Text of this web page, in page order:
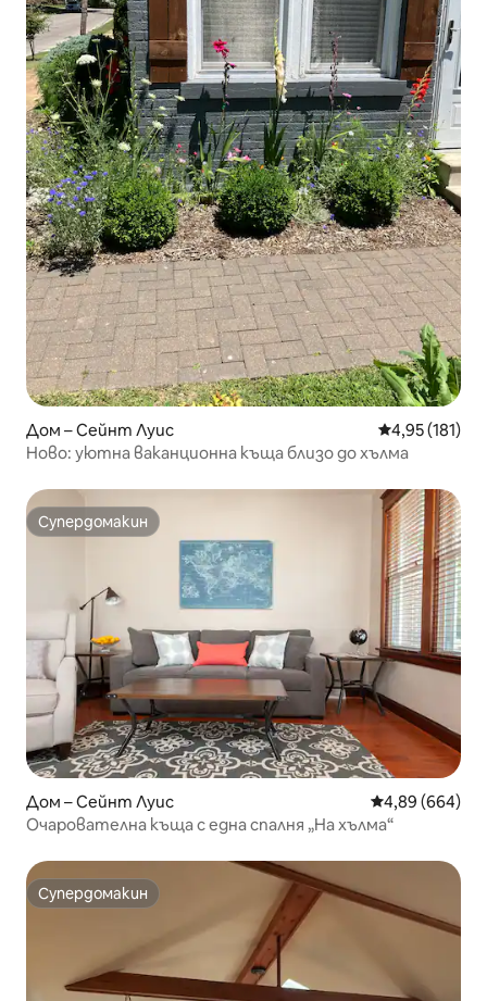
Дом – Сейнт Луис Средна
4,95 (181)
Ново: уютна ваканционна къща близо до хълма
Супердомакин
Супердомакин
Дом – Сейнт Луис Средна
4,89 (664)
Очарователна къща с една спалня „На хълма“
Супердомакин
Супердомакин